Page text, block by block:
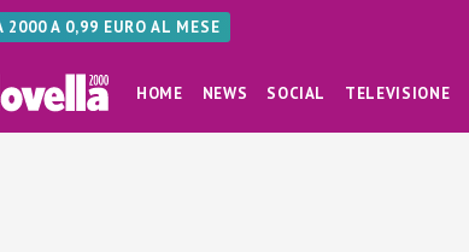
A 0,99 EURO AL MESE
HOME NEWS SOCIAL TELEVISIONE